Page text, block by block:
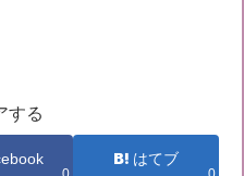
する
はてブ